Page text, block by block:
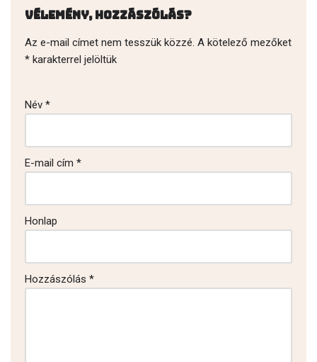
Vélemény, hozzászólás?
Az e-mail címet nem tesszük közzé. A kötelező mezőket
* karakterrel jelöltük
Név *
E-mail cím *
Honlap
Hozzászólás *